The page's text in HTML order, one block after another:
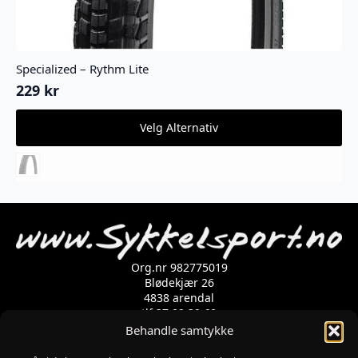
Behandle samtykke
Specialized – Rythm Lite
229 kr
Velg Alternativ
Dette
har
flere
varianter.
kan
på
produktsiden
Org.nr 982775019
Blødekjær 26
4838 arendal
tlf 37 02 39 60
Kontaktskjema